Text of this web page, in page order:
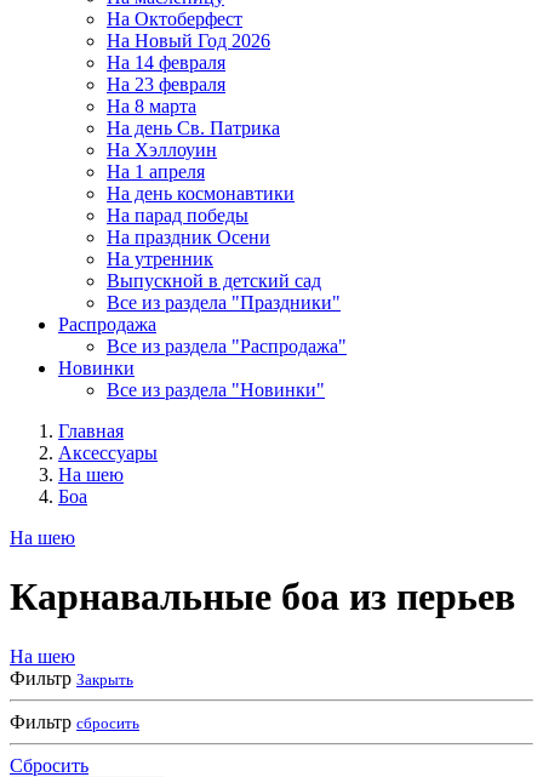
На Октоберфест
На Новый Год 2026
На 14 февраля
На 23 февраля
На 8 марта
На день Св. Патрика
На Хэллоуин
На 1 апреля
На день космонавтики
На парад победы
На праздник Осени
На утренник
Выпускной в детский сад
Все из раздела "Праздники"
Распродажа
Все из раздела "Распродажа"
Новинки
Все из раздела "Новинки"
Главная
Аксессуары
На шею
Боа
На шею
Карнавальные боа из перьев
На шею
Фильтр Закрыть
Фильтр сбросить
Сбросить